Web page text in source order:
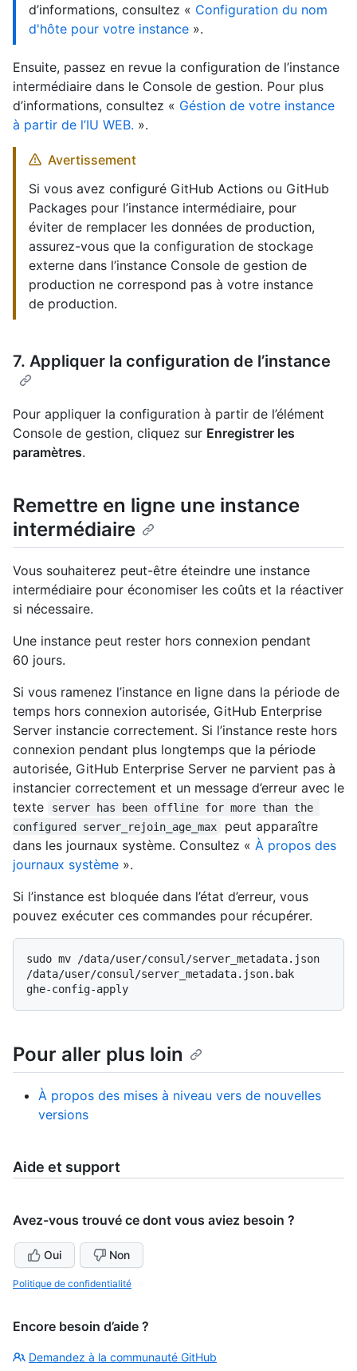
d’informations, consultez « Configuration du nom
d'hôte pour votre instance ».
Ensuite, passez en revue la configuration de l’instance
intermédiaire dans le Console de gestion. Pour plus
d’informations, consultez « Géstion de votre instance
à partir de l’IU WEB. ».
Avertissement
Si vous avez configuré GitHub Actions ou GitHub
Packages pour l’instance intermédiaire, pour
éviter de remplacer les données de production,
assurez-vous que la configuration de stockage
externe dans l’instance Console de gestion de
production ne correspond pas à votre instance
de production.
7. Appliquer la configuration de l’instance
Pour appliquer la configuration à partir de l’élément
Console de gestion, cliquez sur Enregistrer les
paramètres.
Remettre en ligne une instance
intermédiaire
Vous souhaiterez peut-être éteindre une instance
intermédiaire pour économiser les coûts et la réactiver
si nécessaire.
Une instance peut rester hors connexion pendant
60 jours.
Si vous ramenez l’instance en ligne dans la période de
temps hors connexion autorisée, GitHub Enterprise
Server instancie correctement. Si l’instance reste hors
connexion pendant plus longtemps que la période
autorisée, GitHub Enterprise Server ne parvient pas à
instancier correctement et un message d’erreur avec le
texte
server has been offline for more than the
configured server_rejoin_age_max
peut apparaître
dans les journaux système. Consultez « À propos des
journaux système ».
Si l’instance est bloquée dans l’état d’erreur, vous
pouvez exécuter ces commandes pour récupérer.
sudo mv /data/user/consul/server_metadata.json
/data/user/consul/server_metadata.json.bak
Pour aller plus loin
À propos des mises à niveau vers de nouvelles
versions
Aide et support
Avez-vous trouvé ce dont vous aviez besoin ?
Oui Non
Politique de confidentialité
Encore besoin d’aide ?
Demandez à la communauté GitHub